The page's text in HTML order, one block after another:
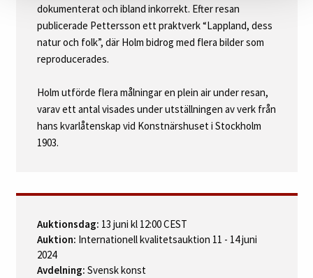
dokumenterat och ibland inkorrekt. Efter resan
publicerade Pettersson ett praktverk “Lappland, dess
natur och folk”, där Holm bidrog med flera bilder som
reproducerades.
Holm utförde flera målningar en plein air under resan,
varav ett antal visades under utställningen av verk från
hans kvarlåtenskap vid Konstnärshuset i Stockholm
1903.
Auktionsdag: 13 juni kl 12:00 CEST
Auktion: Internationell kvalitetsauktion 11 - 14 juni
2024
Avdelning: Svensk konst